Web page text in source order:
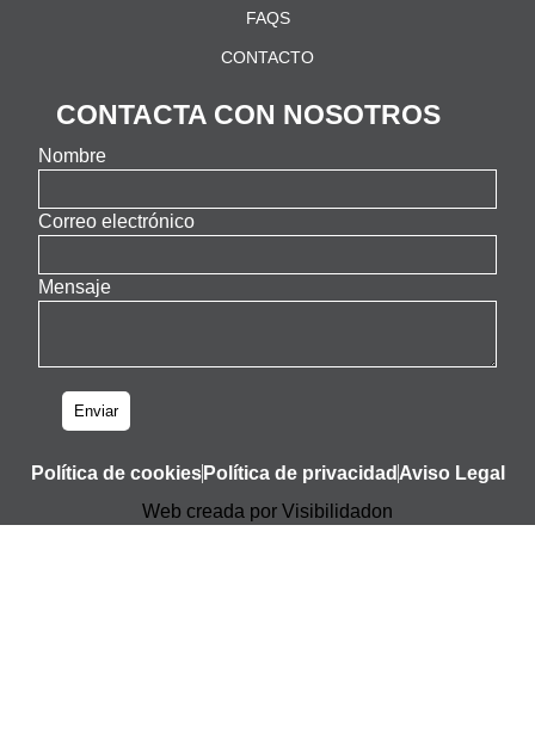
FAQS
CONTACTO
CONTACTA CON NOSOTROS
Nombre
Correo electrónico
Mensaje
Enviar
Política de cookies Política de privacidad Aviso Legal
Web creada por Visibilidadon